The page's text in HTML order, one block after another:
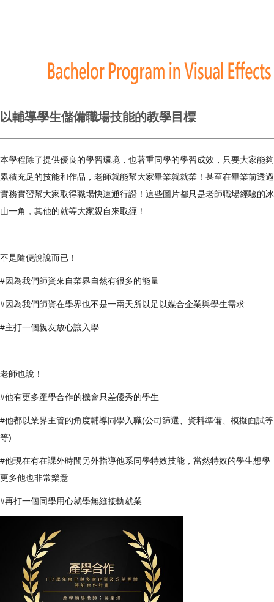
以輔導學生儲備職場技能的教學目標
本學程除了提供優良的學習環境，也著重同學的學習成效，只要大家能夠
累積充足的技能和作品，老師就能幫大家畢業就就業！甚至在畢業前透過
實務實習幫大家取得職場快速通行證！這些圖片都只是老師職場經驗的冰
山一角，其他的就等大家親自來取經！
不是隨便說說而已！
#因為我們師資來自業界自然有很多的能量
#因為我們師資在學界也不是一兩天所以足以媒合企業與學生需求
#主打一個親友放心讓入學
老師也說！
#他有更多產學合作的機會只差優秀的學生
#他都以業界主管的角度輔導同學入職(公司篩選、資料準備、模擬面試等
等)
#他現在有在課外時間另外指導他系同學特效技能 ，當然特效的學生想學
更多他也非常樂意
#再打一個同學用心就學無縫接軌就業